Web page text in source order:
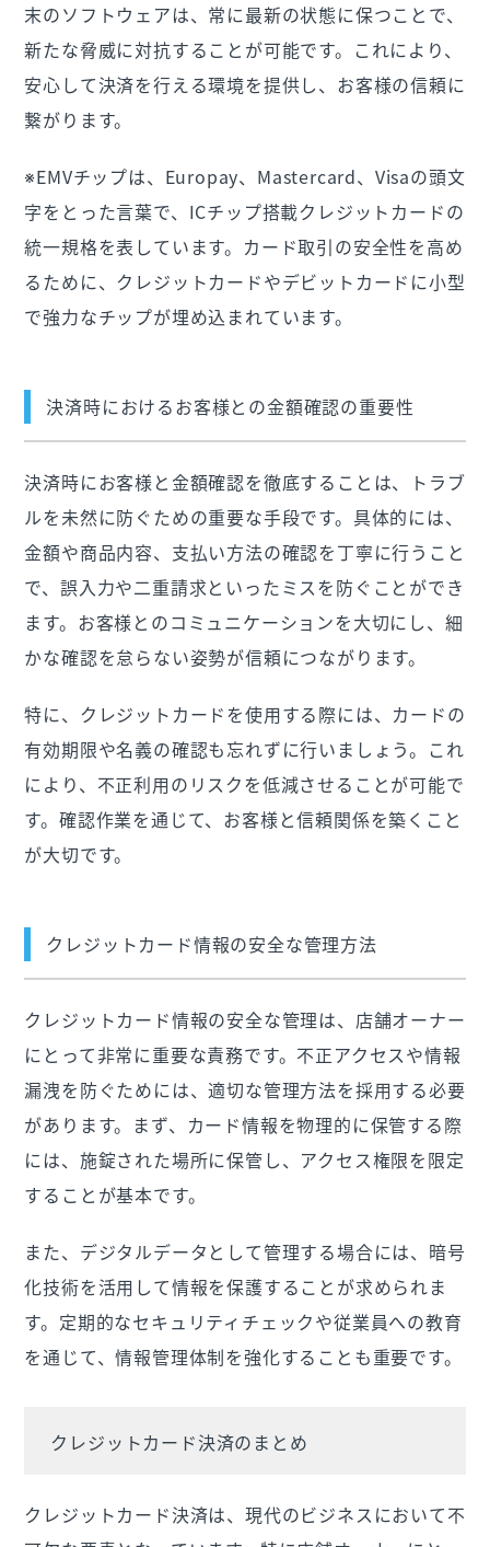
末のソフトウェアは、常に最新の状態に保つことで、
新たな脅威に対抗することが可能です。これにより、
安心して決済を行える環境を提供し、お客様の信頼に
繋がります。
※EMVチップは、Europay、Mastercard、Visaの頭文
字をとった言葉で、ICチップ搭載クレジットカードの
統一規格を表しています。カード取引の安全性を高め
るために、クレジットカードやデビットカードに小型
で強力なチップが埋め込まれています。
決済時におけるお客様との金額確認の重要性
決済時にお客様と金額確認を徹底することは、トラブ
ルを未然に防ぐための重要な手段です。具体的には、
金額や商品内容、支払い方法の確認を丁寧に行うこと
で、誤入力や二重請求といったミスを防ぐことができ
ます。お客様とのコミュニケーションを大切にし、細
かな確認を怠らない姿勢が信頼につながります。
特に、クレジットカードを使用する際には、カードの
有効期限や名義の確認も忘れずに行いましょう。これ
により、不正利用のリスクを低減させることが可能で
す。確認作業を通じて、お客様と信頼関係を築くこと
が大切です。
クレジットカード情報の安全な管理方法
クレジットカード情報の安全な管理は、店舗オーナー
にとって非常に重要な責務です。不正アクセスや情報
漏洩を防ぐためには、適切な管理方法を採用する必要
があります。まず、カード情報を物理的に保管する際
には、施錠された場所に保管し、アクセス権限を限定
することが基本です。
また、デジタルデータとして管理する場合には、暗号
化技術を活用して情報を保護することが求められま
す。定期的なセキュリティチェックや従業員への教育
を通じて、情報管理体制を強化することも重要です。
クレジットカード決済のまとめ
クレジットカード決済は、現代のビジネスにおいて不